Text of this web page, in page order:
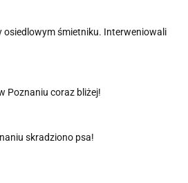
osiedlowym śmietniku. Interweniowali
Poznaniu coraz bliżej!
skradziono psa!